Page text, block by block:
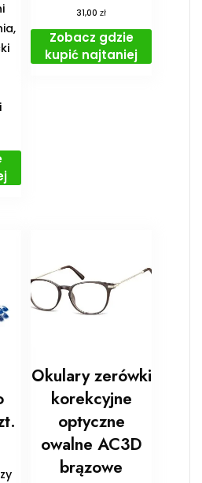
31,00zł
Zobacz gdzie
kupić najtaniej
Okulary zerówki
korekcyjne
optyczne
owalne AC3D
brązowe